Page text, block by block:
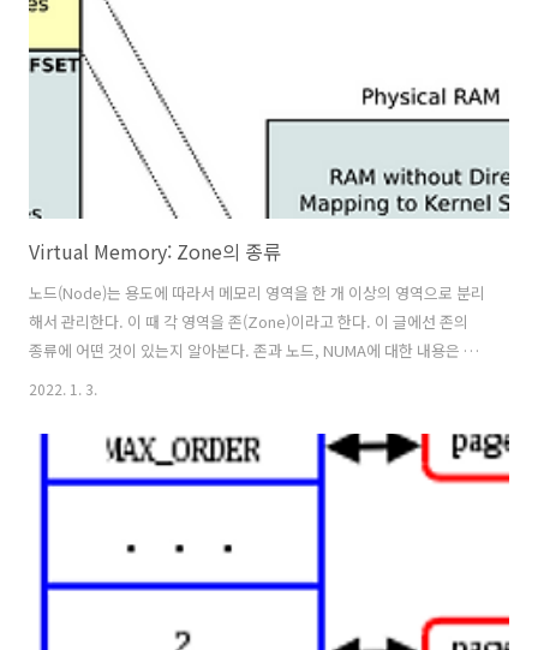
밀리초 단위로 발생함을 생각했을 때, 중간에 캐시가 없다면 프로세서가
파일의 내용을 ..
Virtual Memory: Zone의 종류
노드(Node)는 용도에 따라서 메모리 영역을 한 개 이상의 영역으로 분리
해서 관리한다. 이 때 각 영역을 존(Zone)이라고 한다. 이 글에선 존의
종류에 어떤 것이 있는지 알아본다. 존과 노드, NUMA에 대한 내용은 존,
노드를 정리한 글과 NUMA를 정리한 글에 정리해두었다. Zone의 종류
모두 존재하는 건 아니다. 노드마다 존이 1개 이상 존재하는 건 맞지만 그
렇다고 항상 모든 종류의 존이 존재하지는 않는다. 예를 들어서 어떤 시
스템은 모든 메모리 영역이 ZONE_NORMAL일 수도 있다. ZONE_DMA
메모리를 DMA용으로 예약된 존이다. I..
2022. 1. 3.